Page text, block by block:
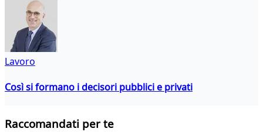
Lavoro
Così si formano i decisori pubblici e privati
Raccomandati per te